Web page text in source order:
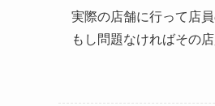
実際の店舗に行って店員
もし問題なければその